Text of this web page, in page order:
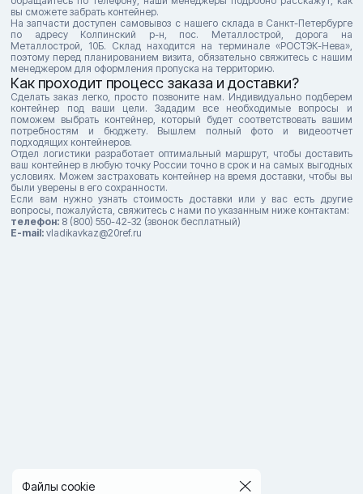
Файлы cookie
вы сможете забрать контейнер.
На запчасти доступен самовывоз с нашего склада в Санкт-Петербурге
по адресу Колпинский р-н, пос. Металлострой, дорога на
Металлострой, 10Б. Склад находится на терминале «РОСТЭК-Нева»,
поэтому перед планированием визита, обязательно свяжитесь с нашим
менеджером для оформления пропуска на территорию.
Как проходит процесс заказа и доставки?
Сделать заказ легко, просто позвоните нам. Индивидуально подберем
контейнер под ваши цели. Зададим все необходимые вопросы и
поможем выбрать контейнер, который будет соответствовать вашим
потребностям и бюджету. Вышлем полный фото и видеоотчет
подходящих контейнеров.
Отдел логистики разработает оптимальный маршрут, чтобы доставить
ваш контейнер в любую точку России точно в срок и на самых выгодных
условиях. Можем застраховать контейнер на время доставки, чтобы вы
были уверены в его сохранности.
Если вам нужно узнать стоимость доставки или у вас есть другие
вопросы, пожалуйста, свяжитесь с нами по указанным ниже контактам:
телефон: 8 (800) 550-42-32 (звонок бесплатный)
E-mail:vladikavkaz@20ref.ru